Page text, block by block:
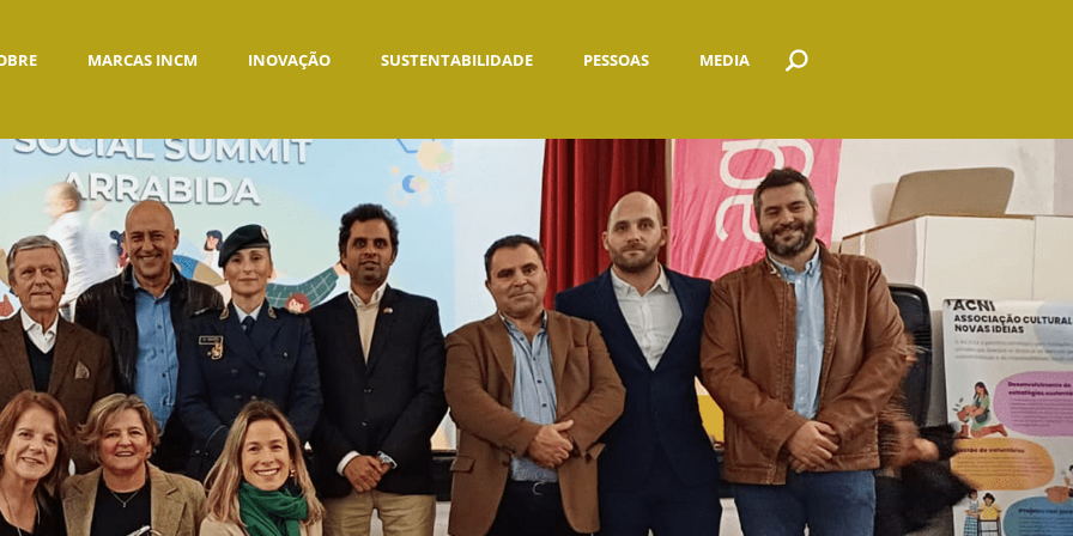
MARCAS INCM INOVAÇÃO SUSTENTABILIDADE PESSOAS MEDIA